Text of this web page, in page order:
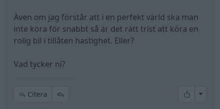
Även om jag förstår att i en perfekt värld ska man
inte köra för snabbt så är det rätt trist att köra en
rolig bil i tillåten hastighet. Eller?
Vad tycker ni?
Citera All